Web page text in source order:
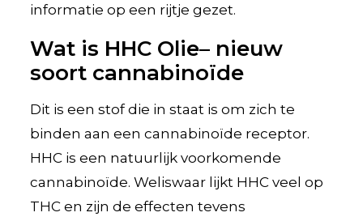
informatie op een rijtje gezet.
Wat is HHC Olie– nieuw
soort cannabinoïde
Dit is een stof die in staat is om zich te
binden aan een cannabinoïde receptor.
HHC is een natuurlijk voorkomende
cannabinoïde. Weliswaar lijkt HHC veel op
THC en zijn de effecten tevens